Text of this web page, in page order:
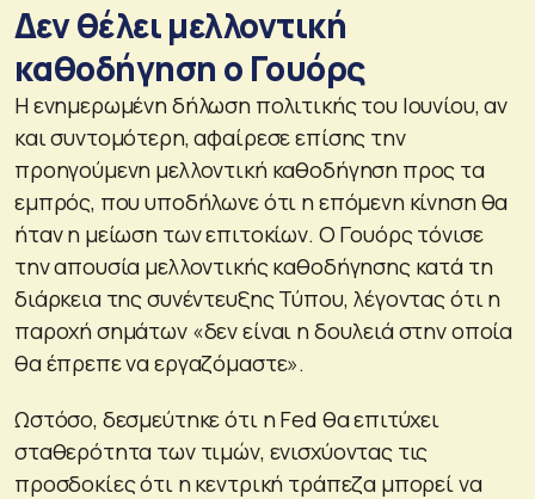
Δεν θέλει μελλοντική
καθοδήγηση ο Γουόρς
Η ενημερωμένη δήλωση πολιτικής του Ιουνίου, αν
και συντομότερη, αφαίρεσε επίσης την
προηγούμενη μελλοντική καθοδήγηση προς τα
εμπρός, που υποδήλωνε ότι η επόμενη κίνηση θα
ήταν η μείωση των επιτοκίων. Ο Γουόρς τόνισε
την απουσία μελλοντικής καθοδήγησης κατά τη
διάρκεια της συνέντευξης Τύπου, λέγοντας ότι η
παροχή σημάτων «δεν είναι η δουλειά στην οποία
θα έπρεπε να εργαζόμαστε».
Ωστόσο, δεσμεύτηκε ότι η Fed θα επιτύχει
σταθερότητα των τιμών, ενισχύοντας τις
προσδοκίες ότι η κεντρική τράπεζα μπορεί να